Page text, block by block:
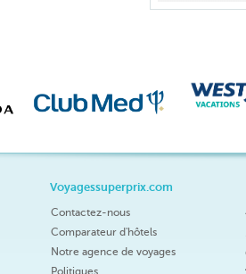
Voyagessuperprix.com
Contactez-nous
Comparateur d'hôtels
Notre agence de voyages
Politiques